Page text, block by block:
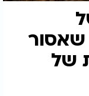
שאסור
של